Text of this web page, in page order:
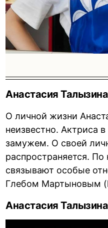
Анастасия
О личной жизни
неизвестно. Актриса
замужем. О своей
распространяется.
связывают особые
Глебом Мартыновым
Анастасия